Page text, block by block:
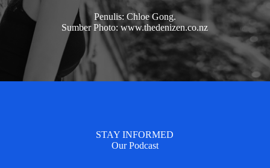
Penulis: Chloe Gong.
Sumber Photo: www.thedenizen.co.nz
STAY INFORMED
Our Podcast